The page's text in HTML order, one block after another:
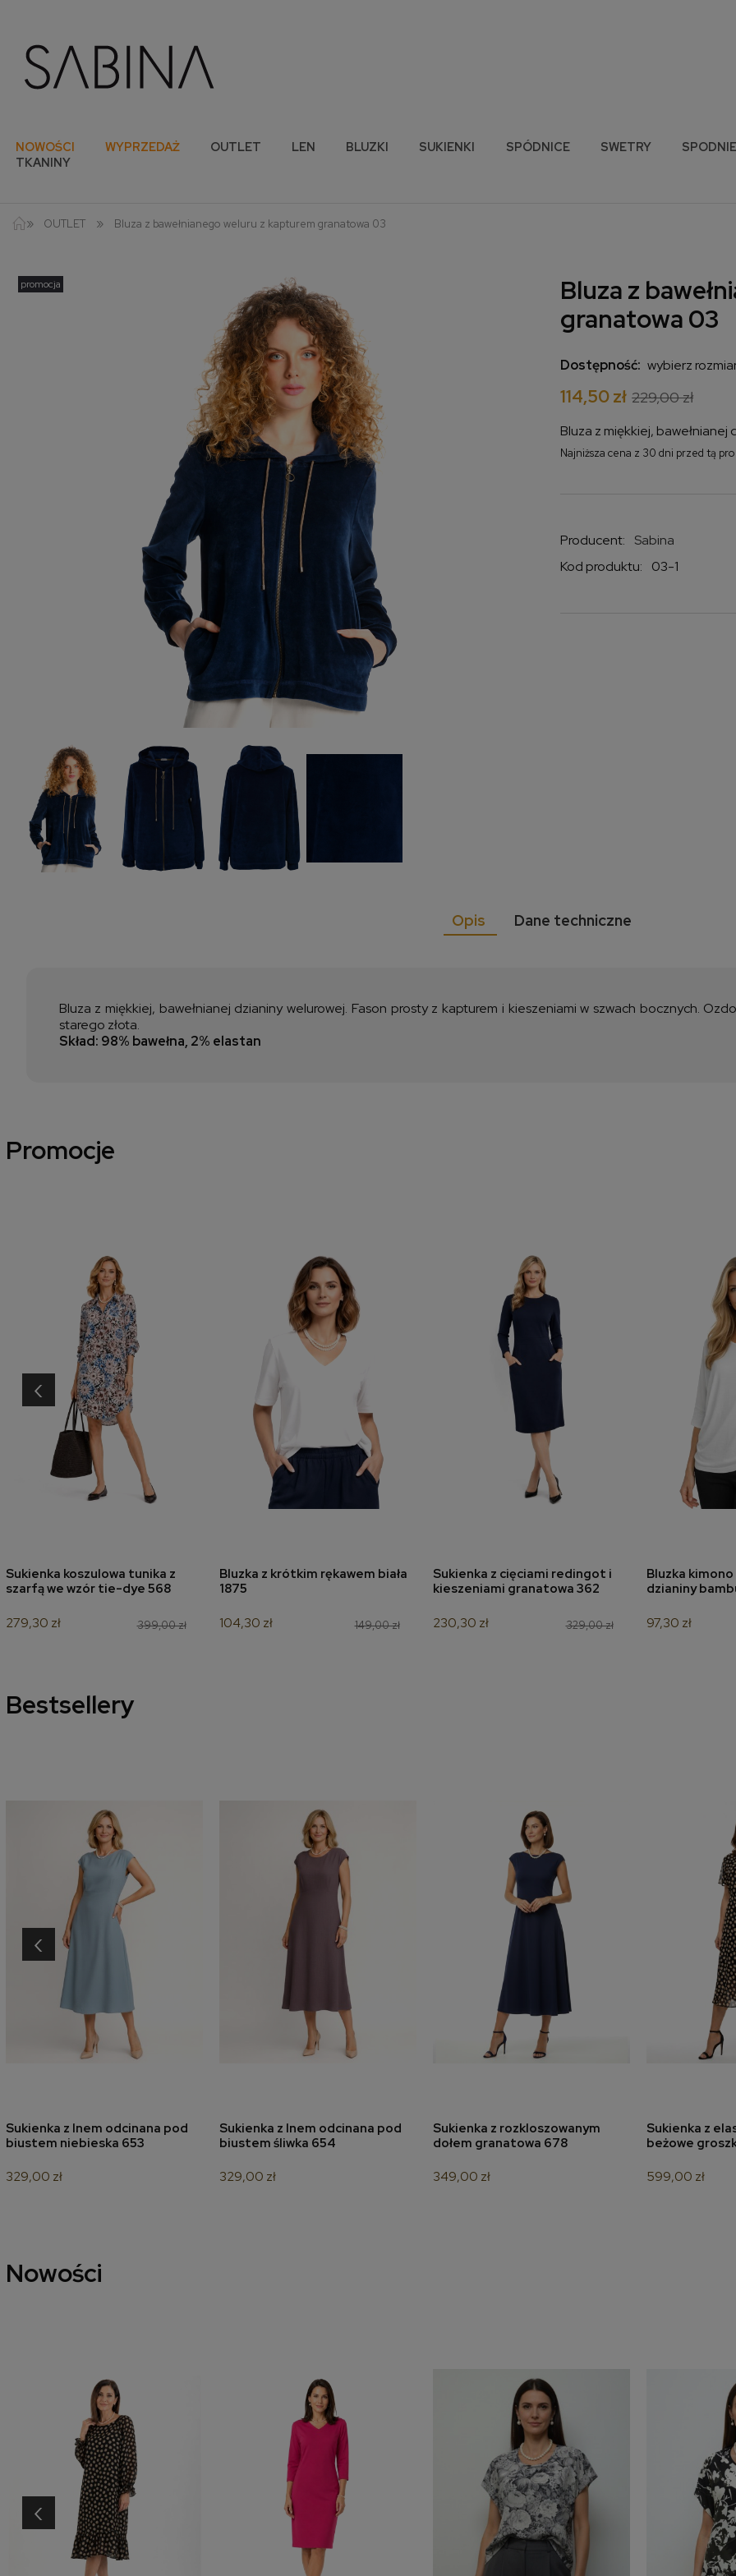
NOWOŚCI WYPRZEDAŻ OUTLET LEN BLUZKI SUKIENKI SPÓDNICE SWETRY
SPODNIE
TKANINY
» OUTLET » Bluza z bawełnianego weluru z kapturem granatowa 03
promocja
Bluza z
granatowa 03
Dostępność: wybierz
114,50 zł 229,00 zł
Bluza z miękkiej, bawełnianej
Najniższa cena z 30 dni przed tą
produkt pojawił się
Producent:
Sabina
Kod produktu:
03-1
Opis Dane techniczne
Bluza z miękkiej, bawełnianej dzianiny welurowej. Fason prosty z kapturem i kieszeniami w szwach bocznych.
starego złota.
Skład: 98% bawełna, 2% elastan
Promocje
dodaj do koszyka
Sukienka koszulowa tunika z
szarfą we wzór tie-dye 568
399,00 zł
279,30 zł
dodaj do koszyka
Bluzka z krótkim rękawem biała
1875
149,00 zł
104,30 zł
dodaj do koszyka
Sukienka z cięciami redingot i
kieszeniami granatowa 362
329,00 zł
230,30 zł
dodaj
Bluzka
dzianiny
97,30 zł
‹
Bestsellery
dodaj do koszyka
Sukienka z lnem odcinana pod
biustem niebieska 653
329,00 zł
dodaj do koszyka
Sukienka z lnem odcinana pod
biustem śliwka 654
329,00 zł
dodaj do koszyka
Sukienka z rozkloszowanym
dołem granatowa 678
349,00 zł
dodaj
Sukienka z
beżowe
599,00 zł
‹
Nowości
‹